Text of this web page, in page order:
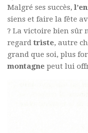
Malgré ses succès,
siens et faire la fête
? La victoire bien sûr
regard triste, autre
grand que soi, plus
montagne peut lui